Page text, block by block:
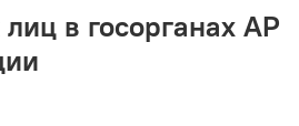
в госорганах АР